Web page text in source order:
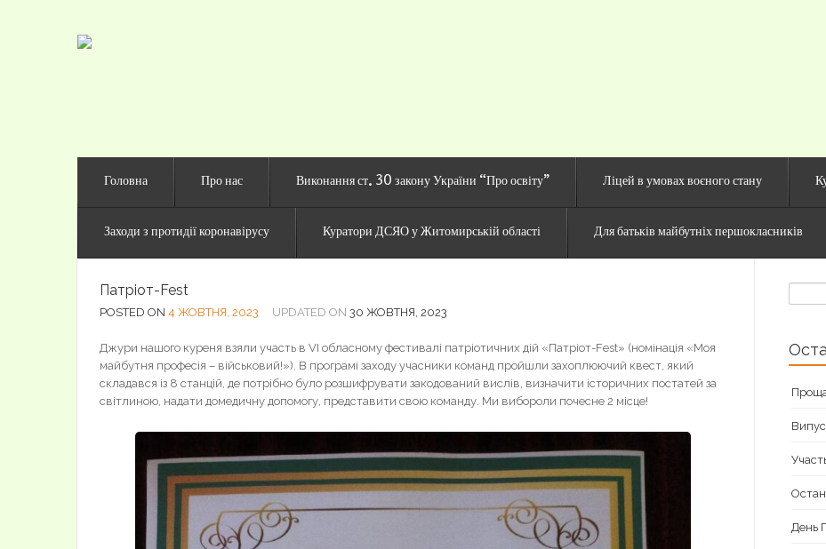
Головна Про нас Виконання ст. 30 закону України “Про освіту” Ліцей в умовах воєного стану
Заходи з протидії коронавірусу Куратори ДСЯО у Житомирській області Для батьків майбутніх першокласників
Патріот-Fest
POSTED ON 4 ЖОВТНЯ, 2023 UPDATED ON 30 ЖОВТНЯ, 2023
Джури нашого куреня взяли участь в VI обласному фестивалі патріотичних дій «Патріот-Fest» (номінація «Моя
майбутня професія – військовий!»). В програмі заходу учасники команд пройшли захоплюючий квест, який
складався із 8 станцій, де потрібно було розшифрувати закодований вислів, визначити історичних постатей за
світлиною, надати домедичну допомогу, представити свою команду. Ми вибороли почесне 2 місце!
Пошук:
День